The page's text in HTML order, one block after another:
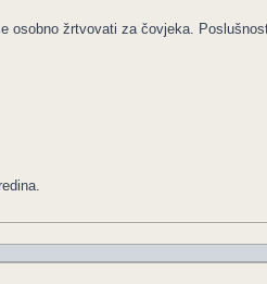
žrtvovati za čovjeka.